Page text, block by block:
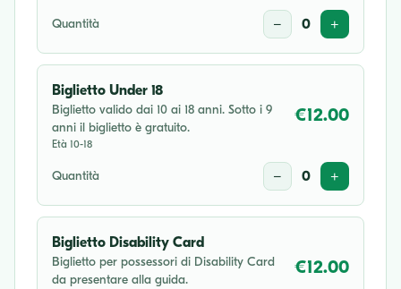
Quantità − 0 +
Biglietto Under 18
Biglietto valido dai 10 ai 18 anni. Sotto i 9
anni il biglietto è gratuito.
Età 10-18
€12.00
Quantità − 0 +
Biglietto Disability Card
Biglietto per possessori di Disability Card
da presentare alla guida.
€12.00